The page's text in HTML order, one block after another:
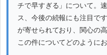
チで早すぎる」について。
ス、今後の続報にも注目で
が寄せられており、関心の
この件についてどのように